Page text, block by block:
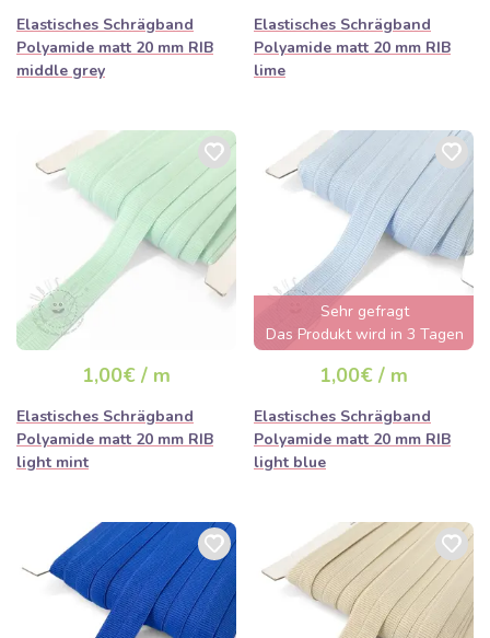
Elastisches Schrägband
Polyamide matt 20 mm RIB
middle grey
Elastisches Schrägband
Polyamide matt 20 mm RIB
lime
1,00€ / m
Elastisches Schrägband
Polyamide matt 20 mm RIB
light mint
Sehr gefragt
Das Produkt wird in 3 Tagen
ausverkauft sein
1,00€ / m
Elastisches Schrägband
Polyamide matt 20 mm RIB
light blue